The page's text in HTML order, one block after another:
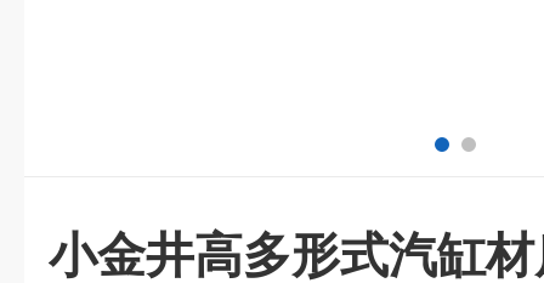
小金井高多形式汽缸